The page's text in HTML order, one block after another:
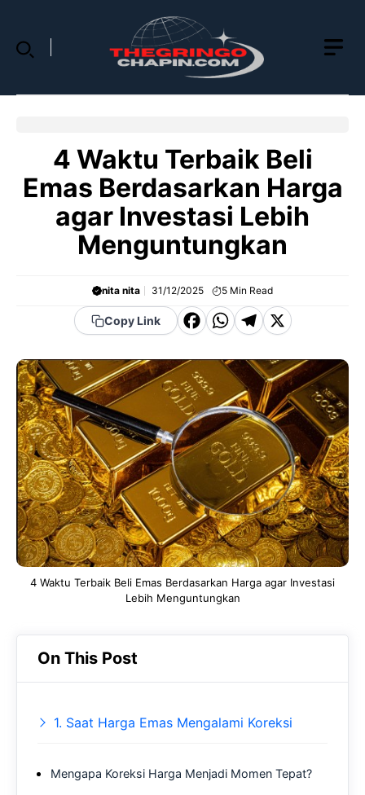
content
4 Waktu Terbaik Beli
Emas Berdasarkan Harga
agar Investasi Lebih
Menguntungkan
nita nita 31/12/2025 5 Min Read
Copy Link
F
c
e
b
o
o
k
W
a
t
s
A
p
p
T
e
g
r
a
m
X
4 Waktu Terbaik Beli Emas Berdasarkan Harga agar Investasi
Lebih Menguntungkan
On This Post
1. Saat Harga Emas Mengalami Koreksi
Mengapa Koreksi Harga Menjadi Momen Tepat?